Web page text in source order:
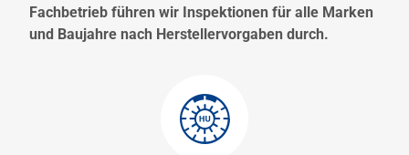
Fachbetrieb führen wir Inspektionen für alle Marken
und Baujahre nach Herstellervorgaben durch.